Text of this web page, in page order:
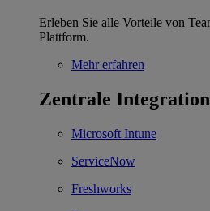
Erleben Sie alle Vorteile von
Plattform.
Mehr erfahren
Zentrale
Microsoft Intune
ServiceNow
Freshworks